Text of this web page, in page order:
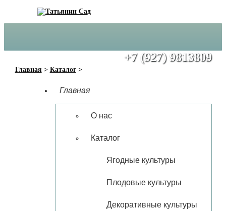
+7 (927) 9813809
Главная
О нас
Каталог
Ягодные культуры
Плодовые культуры
Декоративные культуры
Главная> Каталог>